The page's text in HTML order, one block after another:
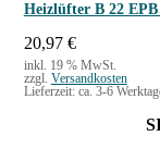
Heizlüfter B 22 EPB
20,97 €
inkl. 19 % MwSt.
zzgl. Versandkosten
Lieferzeit: ca. 3-6